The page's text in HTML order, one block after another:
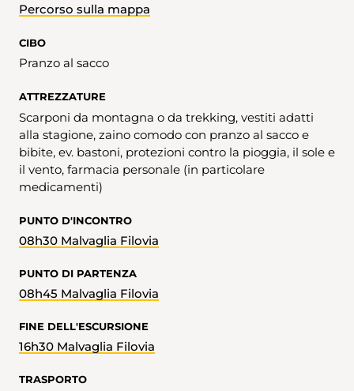
Percorso sulla mappa
CIBO
Pranzo al sacco
ATTREZZATURE
Scarponi da montagna o da trekking, vestiti adatti
alla stagione, zaino comodo con pranzo al sacco e
bibite, ev. bastoni, protezioni contro la pioggia, il sole e
il vento, farmacia personale (in particolare
medicamenti)
PUNTO D'INCONTRO
08h30 Malvaglia Filovia
PUNTO DI PARTENZA
08h45 Malvaglia Filovia
FINE DELL'ESCURSIONE
16h30 Malvaglia Filovia
TRASPORTO